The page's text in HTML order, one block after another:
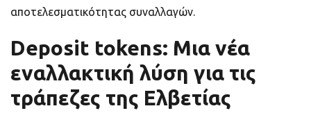
αποτελεσματικότητας συναλλαγών.
Deposit tokens: Μια νέα
εναλλακτική λύση για τις
τράπεζες της Ελβετίας